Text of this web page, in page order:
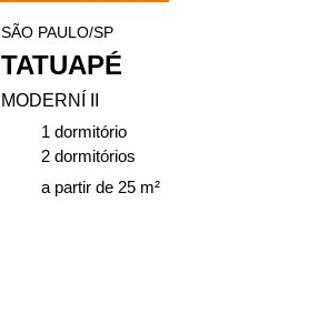
SÃO PAULO/SP
TATUAPÉ
MODERNÍ II
1 dormitório
2 dormitórios
a partir de 25 m²